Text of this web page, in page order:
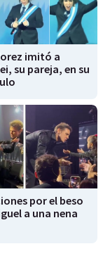
imitó a
su pareja, en su
por el beso
a una nena